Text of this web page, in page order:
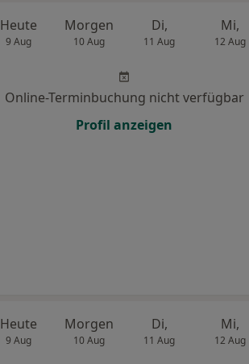
Heute
9 Aug
Morgen
10 Aug
Di,
11 Aug
Mi,
12 Aug
Online-Terminbuchung nicht verfügbar
Profil anzeigen
Heute
9 Aug
Morgen
10 Aug
Di,
11 Aug
Mi,
12 Aug